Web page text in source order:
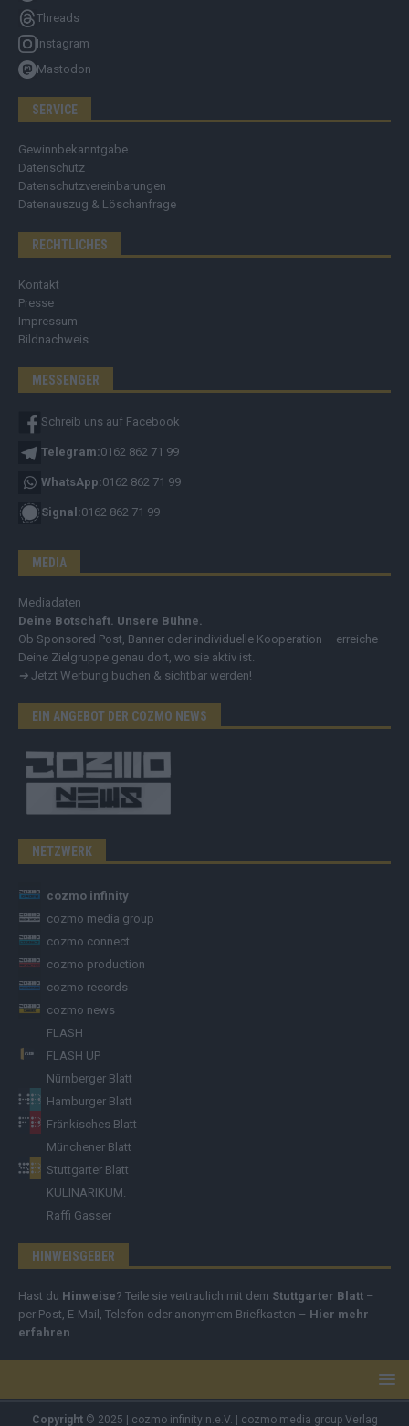
Threads
Instagram
Mastodon
SERVICE
Gewinnbekanntgabe
Datenschutz
Datenschutzvereinbarungen
Datenauszug & Löschanfrage
RECHTLICHES
Kontakt
Presse
Impressum
Bildnachweis
MESSENGER
Schreib uns auf Facebook
Telegram:0162 862 71 99
WhatsApp:0162 862 71 99
Signal:0162 862 71 99
MEDIA
Mediadaten
Deine Botschaft. Unsere Bühne.
Ob Sponsored Post, Banner oder individuelle Kooperation – erreiche
Deine Zielgruppe genau dort, wo sie aktiv ist.
➔ Jetzt Werbung buchen & sichtbar werden!
EIN ANGEBOT DER COZMO NEWS
NETZWERK
cozmo infinity
cozmo media group
cozmo connect
cozmo production
cozmo records
cozmo news
FLASH
FLASH UP
Nürnberger Blatt
Hamburger Blatt
Fränkisches Blatt
Münchener Blatt
Stuttgarter Blatt
KULINARIKUM.
Raffi Gasser
HINWEISGEBER
Hast du Hinweise? Teile sie vertraulich mit dem Stuttgarter Blatt –
per Post, E-Mail, Telefon oder anonymem Briefkasten – Hier mehr
erfahren.
Copyright© 2025 | cozmo infinity n.e.V. | cozmo media group Verlag